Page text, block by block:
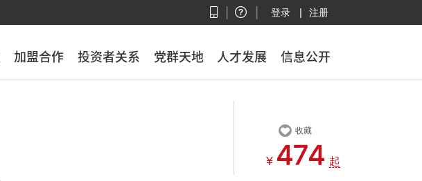
登录 | 注册
加盟合作 投资者关系 党群天地 人才发展 信息公开
加盟合作 投资者关系 党群天地 人才发展 信息公开
 收藏
¥   起